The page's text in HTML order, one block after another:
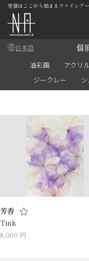
発信はここから始まるファインア
日本語 個
油彩画 アクリ
ジークレー
芳香
Tink
8,000 円